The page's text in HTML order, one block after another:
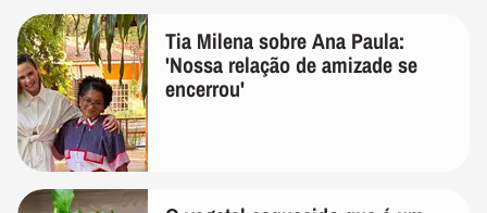
Tia Milena sobre Ana Paula:
'Nossa relação de amizade se
encerrou'